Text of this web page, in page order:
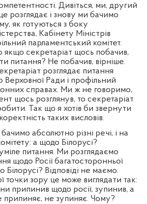
Дивіться, ми, другий
розглядає і знову ми бачимо
як готуються з боку
Кабінету Міністрів
парламентський комітет.
якщо секретаріат щось побачив,
питання? Не побачив, вірніше.
розглядає питання
Верховної Ради і профільний
справах. Ми ж не говоримо,
щось розглянув, то секретаріат
Так що я хотів би звернути
таких висловів.
абсолютно різні речі, і на
а щодо Білорусі?
питання. Ми розглядаємо
щодо Росії багатосторонньої
Білорусі? Відповіді не маємо.
точки зору це може виглядати так:
припинив щодо росії, зупинив, а
припиняє, не зупиняє. Чому?